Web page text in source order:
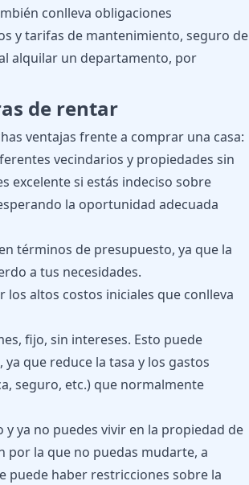
conlleva obligaciones
y tarifas de mantenimiento, seguro de
alquilar un departamento, por
de rentar
ventajas frente a comprar una casa:
vecindarios y propiedades sin
excelente si estás indeciso sobre
la oportunidad adecuada
términos de presupuesto, ya que la
a tus necesidades.
altos costos iniciales que conlleva
fijo, sin intereses. Esto puede
que reduce la tasa y los gastos
seguro, etc.) que normalmente
y ya no puedes vivir en la propiedad de
por la que no puedas mudarte, a
puede haber restricciones sobre la